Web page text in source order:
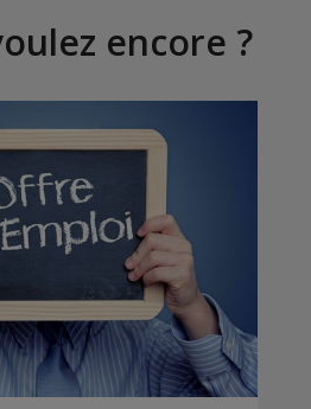
encore ?